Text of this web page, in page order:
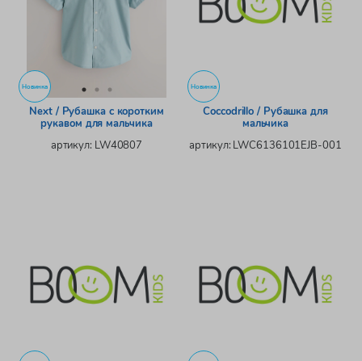
Новинка
Next / Рубашка с коротким
рукавом для мальчика
артикул: LW40807
Новинка
Coccodrillo / Рубашка для
мальчика
артикул: LWC6136101EJB-001